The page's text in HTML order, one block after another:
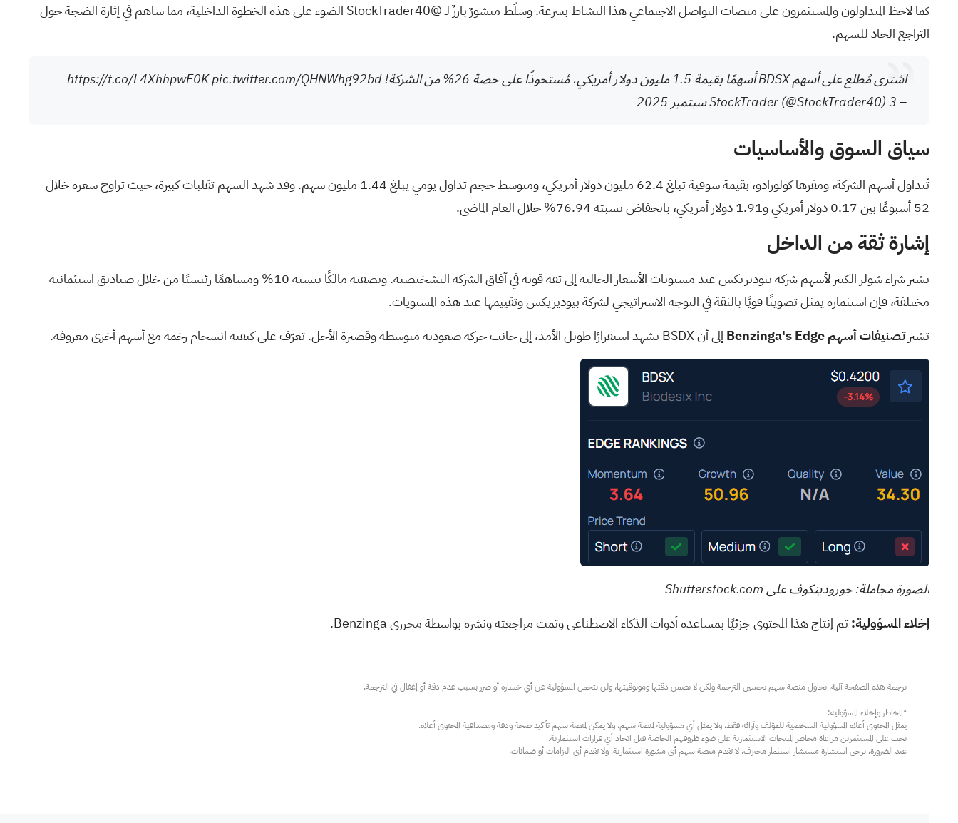
كما لاحظ المتداولون والمستثمرون على منصات التواصل الاجتماعي هذا النشاط بسرعة. وسلّط منشورٌ بارزٌ لـ @StockTrader40 الضوء على هذه الخطوة الداخلية، مما ساهم في إثارة الضجة حول
التراجع الحاد للسهم.
اشترى مُطلع علىأسهم BDSX أسهمًا بقيمة 1.5 مليون دولار أمريكي، مُستحوذًا على حصة 26% من الشركة! https://t.co/L4XhhpwE0Kpic.twitter.com/QHNWhg92bd
– StockTrader (@StockTrader40) 3 سبتمبر 2025
سياق السوق والأساسيات
تُتداول أسهم الشركة، ومقرها كولورادو، بقيمة سوقية تبلغ 62.4 مليون دولار أمريكي، ومتوسط حجم تداول يومي يبلغ 1.44 مليون سهم. وقد شهد السهم تقلبات كبيرة، حيث تراوح سعره خلال
52 أسبوعًا بين 0.17 دولار أمريكي و1.91 دولار أمريكي، بانخفاض نسبته 76.94% خلال العام الماضي.
إشارة ثقة من الداخل
يشير شراء شولر الكبير لأسهم شركة بيوديزيكس عند مستويات الأسعار الحالية إلى ثقة قوية في آفاق الشركة التشخيصية. وبصفته مالكًا بنسبة 10% ومساهمًا رئيسيًا من خلال صناديق استئمانية
مختلفة، فإن استثماره يمثل تصويتًا قويًا بالثقة في التوجه الاستراتيجي لشركة بيوديزيكس وتقييمها عند هذه المستويات.
تشيرتصنيفات أسهم Benzinga's Edge إلى أن BSDX يشهد استقرارًا طويل الأمد، إلى جانب حركة صعودية متوسطة وقصيرة الأجل. تعرّف على كيفيةانسجام زخمه مع أسهم أخرى معروفة.
الصورة مجاملة: جورودينكوف على Shutterstock.com
إخلاء المسؤولية:تم إنتاج هذا المحتوى جزئيًا بمساعدة أدوات الذكاء الاصطناعي وتمت مراجعته ونشره بواسطة محرري Benzinga.
عند الضرورة، يرجى استشارة مستشار استثمار محترف. لا تقدم منصة سهم أي مشورة استثمارية، ولا تقدم أي التزامات أو ضمانات.